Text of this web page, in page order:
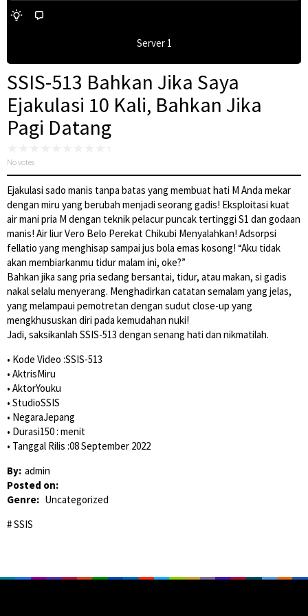
Server 1
SSIS-513 Bahkan Jika Saya
Ejakulasi 10 Kali, Bahkan Jika
Pagi Datang
No votes
Ejakulasi sado manis tanpa batas yang membuat hati M Anda mekar
dengan miru yang berubah menjadi seorang gadis! Eksploitasi kuat
air mani pria M dengan teknik pelacur puncak tertinggi S1 dan godaan
manis! Air liur Vero Belo Perekat Chikubi Menyalahkan! Adsorpsi
fellatio yang menghisap sampai jus bola emas kosong! “Aku tidak
akan membiarkanmu tidur malam ini, oke?”
Bahkan jika sang pria sedang bersantai, tidur, atau makan, si gadis
nakal selalu menyerang. Menghadirkan catatan semalam yang jelas,
yang melampaui pemotretan dengan sudut close-up yang
mengkhususkan diri pada kemudahan nuki!
Jadi, saksikanlah SSIS-513 dengan senang hati dan nikmatilah.
• Kode Video :SSIS-513
• AktrisMiru
• AktorYouku
• StudioSSIS
• NegaraJepang
• Durasi150 : menit
• Tanggal Rilis :08 September 2022
By: admin
Posted on:
Genre: Uncategorized
SSIS